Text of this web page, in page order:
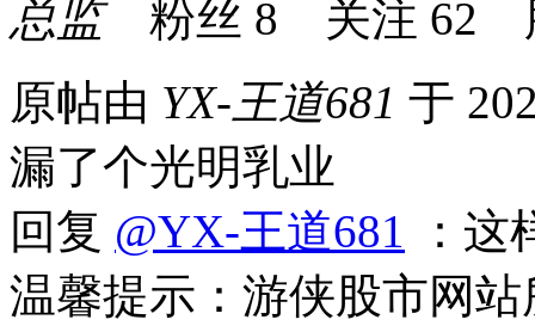
总监粉丝 8 关注 62
原帖由 YX-王道681 于
漏了个光明乳业
回复 @YX-王道681 ：这
温馨提示：游侠股市网